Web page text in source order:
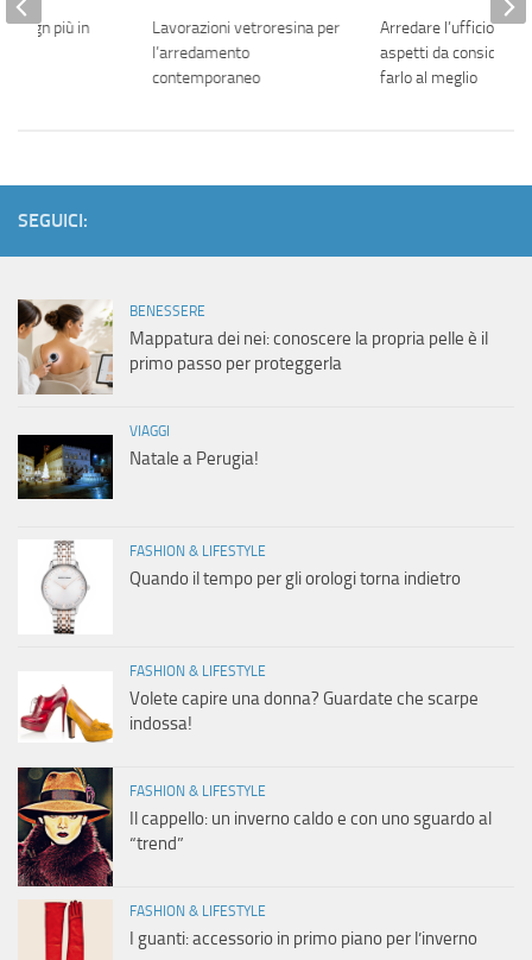
Lavorazioni vetroresina per
l’arredamento
contemporaneo
Arredare l’ufficio:
aspetti da
farlo al meglio
design più in
SEGUICI:
BENESSERE
Mappatura dei nei: conoscere la propria pelle è il
primo passo per proteggerla
VIAGGI
Natale a Perugia!
FASHION & LIFESTYLE
Quando il tempo per gli orologi torna indietro
FASHION & LIFESTYLE
Volete capire una donna? Guardate che scarpe
indossa!
FASHION & LIFESTYLE
Il cappello: un inverno caldo e con uno sguardo al
“trend”
FASHION & LIFESTYLE
I guanti: accessorio in primo piano per l’inverno